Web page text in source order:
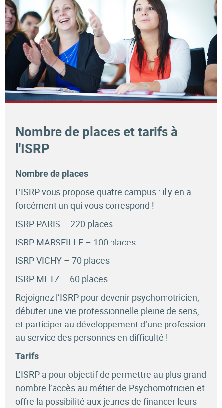
Nombre de places et tarifs à
l'ISRP
Nombre de places
L’ISRP vous propose quatre campus : il y en a
forcément un qui vous correspond !
ISRP PARIS – 220 places
ISRP MARSEILLE – 100 places
ISRP VICHY – 70 places
ISRP METZ – 60 places
Rejoignez l’ISRP pour devenir psychomotricien,
débuter une vie professionnelle pleine de sens,
et participer au développement d’une profession
au service des personnes en difficulté !
Tarifs
L’ISRP a pour objectif de permettre au plus grand
nombre l’accès au métier de Psychomotricien et
offre la possibilité aux jeunes de financer leurs